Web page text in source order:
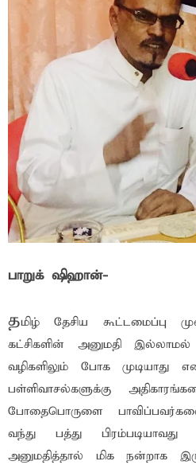
பாறுக் ஷிஹான்-
தமிழ் தேசிய கூட்டமைப்பு
கட்சிகளின் அனுமதி
வழிகளிலும் போக முடியாது
பள்ளிவாசல்களுக்கு
போதைபொருளை
வந்து பத்து
அனுமதித்தால் மிக நன்றாக